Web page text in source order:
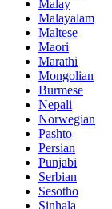
Malay
Malayalam
Maltese
Maori
Marathi
Mongolian
Burmese
Nepali
Norwegian
Pashto
Persian
Punjabi
Serbian
Sesotho
Sinhala